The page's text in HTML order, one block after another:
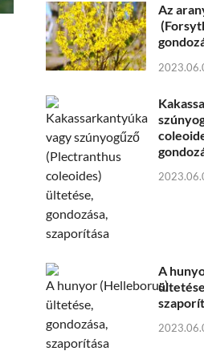
Az
A